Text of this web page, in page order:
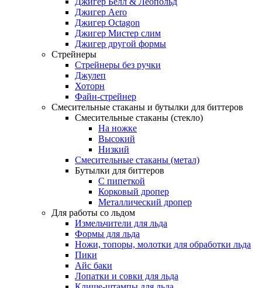
Джигер Aero
Джигер Octagon
Джигер Мистер слим
Джигер другой формы
Стрейнеры
Стрейнеры без ручки
Джулеп
Хоторн
Файн-стрейнер
Смесительные стаканы и бутылки для биттеров
Смесительные стаканы (стекло)
На ножке
Высокий
Низкий
Смесительные стаканы (метал)
Бутылки для биттеров
С пипеткой
Корковый дропер
Металлический дропер
Для работы со льдом
Измельчители для льда
Формы для льда
Ножи, топоры, молотки для обработки льда
Пики
Айс баки
Лопатки и совки для льда